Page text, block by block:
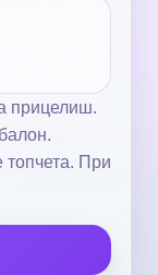
прицелиш.
топчета. При